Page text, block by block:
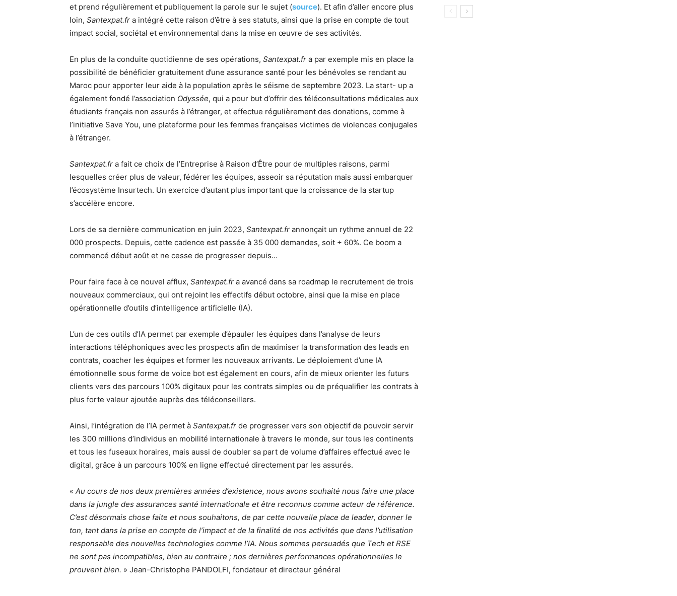
et prend régulièrement et publiquement la parole sur le sujet (source). Et afin d’aller encore plus
loin, Santexpat.fr a intégré cette raison d’être à ses statuts, ainsi que la prise en compte de tout
impact social, sociétal et environnemental dans la mise en œuvre de ses activités.
En plus de la conduite quotidienne de ses opérations, Santexpat.fr a par exemple mis en place la
possibilité de bénéficier gratuitement d’une assurance santé pour les bénévoles se rendant au
Maroc pour apporter leur aide à la population après le séisme de septembre 2023. La start- up a
également fondé l’association Odyssée, qui a pour but d’offrir des téléconsultations médicales aux
étudiants français non assurés à l’étranger, et effectue régulièrement des donations, comme à
l’initiative Save You, une plateforme pour les femmes françaises victimes de violences conjugales
à l’étranger.
Santexpat.fr a fait ce choix de l’Entreprise à Raison d’Être pour de multiples raisons, parmi
lesquelles créer plus de valeur, fédérer les équipes, asseoir sa réputation mais aussi embarquer
l’écosystème Insurtech. Un exercice d’autant plus important que la croissance de la startup
s’accélère encore.
Lors de sa dernière communication en juin 2023, Santexpat.fr annonçait un rythme annuel de 22
000 prospects. Depuis, cette cadence est passée à 35 000 demandes, soit + 60%. Ce boom a
commencé début août et ne cesse de progresser depuis…
Pour faire face à ce nouvel afflux, Santexpat.fr a avancé dans sa roadmap le recrutement de trois
nouveaux commerciaux, qui ont rejoint les effectifs début octobre, ainsi que la mise en place
opérationnelle d’outils d’intelligence artificielle (IA).
L’un de ces outils d’IA permet par exemple d’épauler les équipes dans l’analyse de leurs
interactions téléphoniques avec les prospects afin de maximiser la transformation des leads en
contrats, coacher les équipes et former les nouveaux arrivants. Le déploiement d’une IA
émotionnelle sous forme de voice bot est également en cours, afin de mieux orienter les futurs
clients vers des parcours 100% digitaux pour les contrats simples ou de préqualifier les contrats à
plus forte valeur ajoutée auprès des téléconseillers.
Ainsi, l’intégration de l’IA permet à Santexpat.fr de progresser vers son objectif de pouvoir servir
les 300 millions d’individus en mobilité internationale à travers le monde, sur tous les continents
et tous les fuseaux horaires, mais aussi de doubler sa part de volume d’affaires effectué avec le
digital, grâce à un parcours 100% en ligne effectué directement par les assurés.
« Au cours de nos deux premières années d’existence, nous avons souhaité nous faire une place
dans la jungle des assurances santé internationale et être reconnus comme acteur de référence.
C’est désormais chose faite et nous souhaitons, de par cette nouvelle place de leader, donner le
ton, tant dans la prise en compte de l’impact et de la finalité de nos activités que dans l’utilisation
responsable des nouvelles technologies comme l’IA. Nous sommes persuadés que Tech et RSE
ne sont pas incompatibles, bien au contraire ; nos dernières performances opérationnelles le
prouvent bien. » Jean-Christophe PANDOLFI, fondateur et directeur général